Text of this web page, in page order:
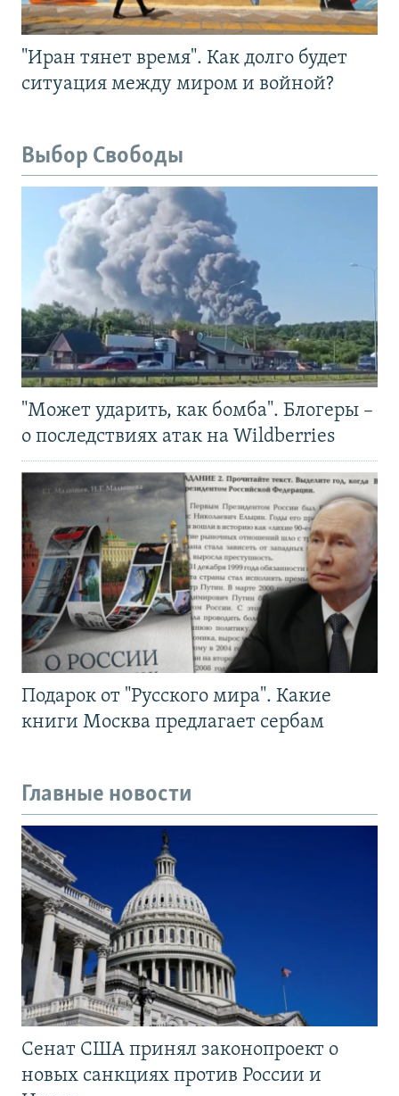
"Иран тянет время". Как долго будет
ситуация между миром и войной?
Выбор Свободы
"Может ударить, как бомба". Блогеры –
о последствиях атак на Wildberries
Подарок от "Русского мира". Какие
книги Москва предлагает сербам
Главные новости
Сенат США принял законопроект о
новых санкциях против России и